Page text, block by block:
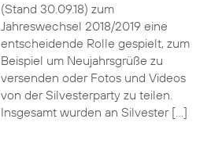
(Stand 30.09.18) zum
Jahreswechsel 2018/2019 eine
entscheidende Rolle gespielt, zum
Beispiel um Neujahrsgrüße zu
versenden oder Fotos und Videos
von der Silvesterparty zu teilen.
Insgesamt wurden an Silvester […]